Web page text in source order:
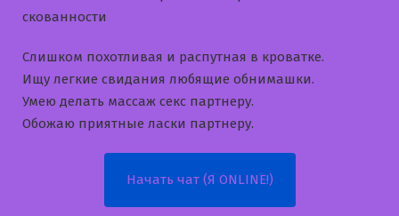
скованности
Слишком похотливая и распутная в кроватке.
Ищу легкие свидания любящие обнимашки.
Умею делать массаж секс партнеру.
Обожаю приятные ласки партнеру.
Начать чат (Я ONLINE!)